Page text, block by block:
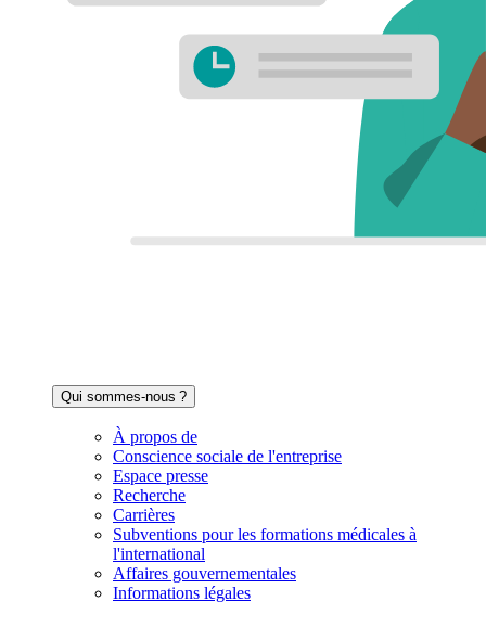
Qui sommes-nous ?
À propos de
Conscience sociale de l'entreprise
Espace presse
Recherche
Carrières
Subventions pour les formations médicales à
l'international
Affaires gouvernementales
Informations légales